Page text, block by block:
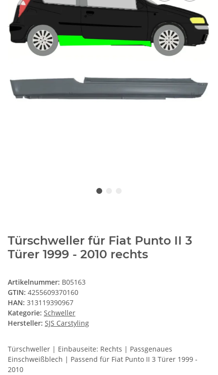
Türschweller für Fiat Punto II 3
Türer 1999 - 2010 rechts
Artikelnummer: B05163
GTIN: 4255609370160
HAN: 313119390967
Kategorie: Schweller
Hersteller: SJS Carstyling
Türschweller | Einbauseite: Rechts | Passgenaues
Einschweißblech | Passend für Fiat Punto II 3 Türer 1999 -
2010